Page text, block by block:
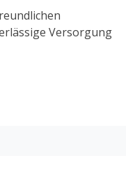
Versorgung